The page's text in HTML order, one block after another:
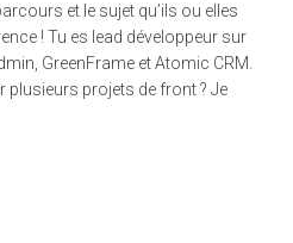
et le sujet qu’ils ou elles
! Tu es lead développeur sur
GreenFrame et Atomic CRM.
projets de front ? Je